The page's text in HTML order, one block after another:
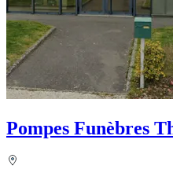
Pompes Funèbres